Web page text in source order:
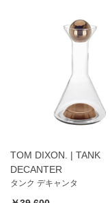
TOM DIXON. | TANK
DECANTER
タンク デキャンタ